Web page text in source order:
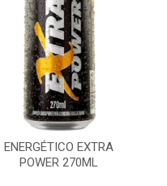
ENERGÉTICO EXTRA
POWER 270ML